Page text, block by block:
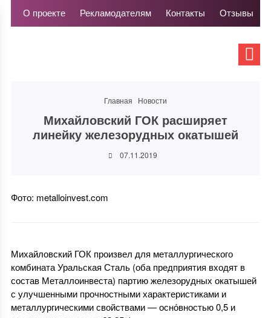
О проекте Рекламодателям Контакты Отзывы
Главная Новости
Михайловский ГОК расширяет
линейку железорудных окатышей
07.11.2019
Фото: metalloinvest.com
Михайловский ГОК произвел для металлургического
комбината Уральская Сталь (оба предприятия входят в
состав Металлоинвеста) партию железорудных окатышей
с улучшенными прочностными характеристиками и
металлургическими свойствами — осно́вностью 0,5 и